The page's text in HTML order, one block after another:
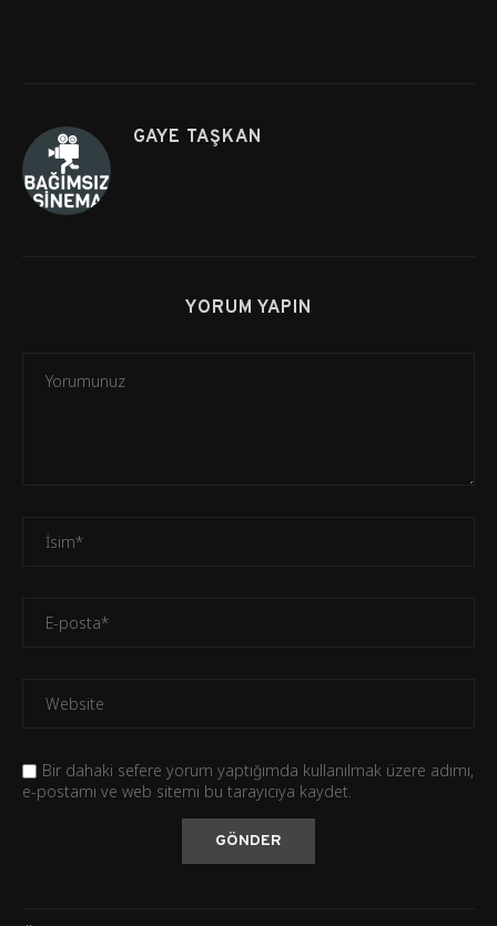
GAYE TAŞKAN
YORUM YAPIN
Bir dahaki sefere yorum yaptığımda kullanılmak üzere adımı,
e-postamı ve web sitemi bu tarayıcıya kaydet.